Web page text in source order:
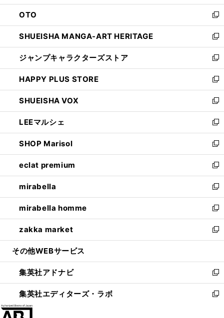
ウ
で
開
く
ン
ド
ウ
で
開
く
OTO
新
し
い
ウ
ィ
ン
ド
ウ
で
開
く
SHUEISHA MANGA-ART HERITAGE
新
し
い
ウ
ィ
ン
ド
ウ
で
開
く
ジャンプキャラクターズストア
新
し
い
ウ
ィ
ン
ド
ウ
で
開
く
HAPPY PLUS STORE
新
し
い
ウ
ィ
ン
ド
ウ
で
開
く
SHUEISHA VOX
新
し
い
ウ
ィ
ン
ド
ウ
で
開
く
LEEマルシェ
新
し
い
ウ
ィ
ン
ド
ウ
で
開
く
SHOP Marisol
新
し
い
ウ
ィ
ン
ド
ウ
で
開
eclat premium
新
し
い
ウ
ィ
ン
ド
ウ
開
く
mirabella
新
し
い
ウ
ィ
ン
ウ
で
開
く
mirabella homme
新
し
い
ウ
ン
ド
ウ
で
zakka market
新
し
ウ
ィ
ン
ド
その他WEBサービス
集英社アドナビ
新
し
い
集英社エディターズ・ラボ
新